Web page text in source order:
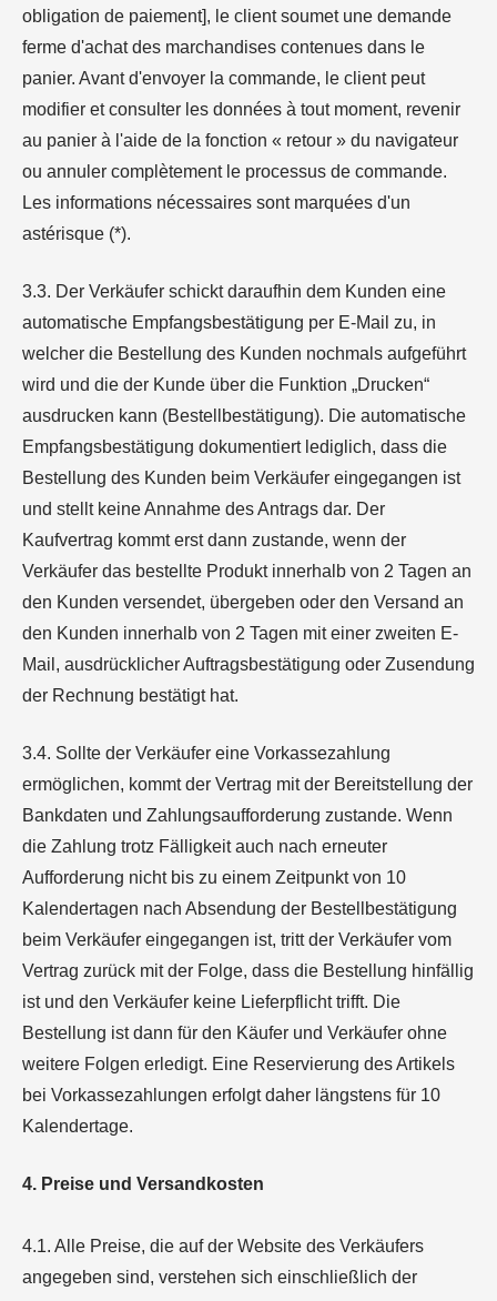
obligation de paiement], le client soumet une demande
ferme d'achat des marchandises contenues dans le
panier. Avant d'envoyer la commande, le client peut
modifier et consulter les données à tout moment, revenir
au panier à l'aide de la fonction « retour » du navigateur
ou annuler complètement le processus de commande.
Les informations nécessaires sont marquées d'un
astérisque (*).
3.3. Der Verkäufer schickt daraufhin dem Kunden eine
automatische Empfangsbestätigung per E-Mail zu, in
welcher die Bestellung des Kunden nochmals aufgeführt
wird und die der Kunde über die Funktion „Drucken“
ausdrucken kann (Bestellbestätigung). Die automatische
Empfangsbestätigung dokumentiert lediglich, dass die
Bestellung des Kunden beim Verkäufer eingegangen ist
und stellt keine Annahme des Antrags dar. Der
Kaufvertrag kommt erst dann zustande, wenn der
Verkäufer das bestellte Produkt innerhalb von 2 Tagen an
den Kunden versendet, übergeben oder den Versand an
den Kunden innerhalb von 2 Tagen mit einer zweiten E-
Mail, ausdrücklicher Auftragsbestätigung oder Zusendung
der Rechnung bestätigt hat.
3.4. Sollte der Verkäufer eine Vorkassezahlung
ermöglichen, kommt der Vertrag mit der Bereitstellung der
Bankdaten und Zahlungsaufforderung zustande. Wenn
die Zahlung trotz Fälligkeit auch nach erneuter
Aufforderung nicht bis zu einem Zeitpunkt von 10
Kalendertagen nach Absendung der Bestellbestätigung
beim Verkäufer eingegangen ist, tritt der Verkäufer vom
Vertrag zurück mit der Folge, dass die Bestellung hinfällig
ist und den Verkäufer keine Lieferpflicht trifft. Die
Bestellung ist dann für den Käufer und Verkäufer ohne
weitere Folgen erledigt. Eine Reservierung des Artikels
bei Vorkassezahlungen erfolgt daher längstens für 10
Kalendertage.
4. Preise und Versandkosten
4.1. Alle Preise, die auf der Website des Verkäufers
angegeben sind, verstehen sich einschließlich der